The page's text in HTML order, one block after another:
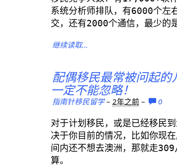
系统分析师排队，有6000个左
交，还有2000个通信，最少的
继续读取...
配偶移民最常被问起
一定不能忽略！
指南针移民留学– 2年之前 – 0
对于计划移民，或是已经移民
决于你目前的情况，比如你现
间内还不想去澳洲，那就走
算。